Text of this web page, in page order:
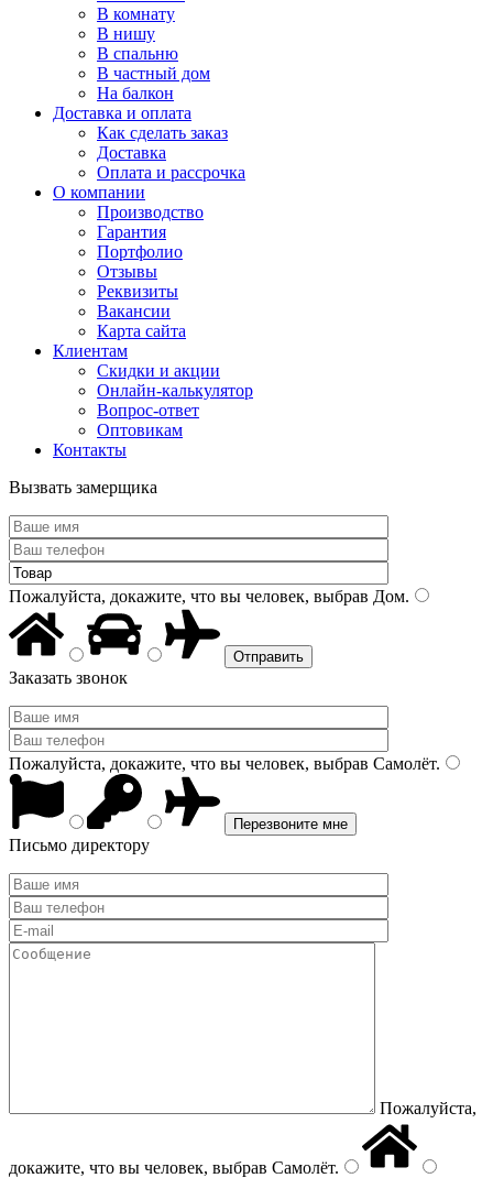
В комнату
В нишу
В спальню
В частный дом
На балкон
Доставка и оплата
Как сделать заказ
Доставка
Оплата и рассрочка
О компании
Производство
Гарантия
Портфолио
Отзывы
Реквизиты
Вакансии
Карта сайта
Клиентам
Скидки и акции
Онлайн-калькулятор
Вопрос-ответ
Оптовикам
Контакты
Вызвать замерщика
Пожалуйста, докажите, что вы человек, выбрав Дом.
Заказать звонок
Пожалуйста, докажите, что вы человек, выбрав Самолёт.
Письмо директору
Пожалуйста,
докажите, что вы человек, выбрав Самолёт.